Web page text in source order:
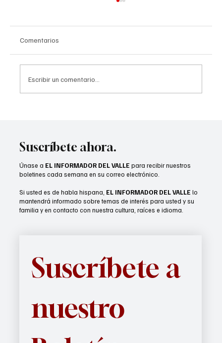
Comentarios
Escribir un comentario...
Suscríbete ahora.
Únase a EL INFORMADOR DEL VALLE para recibir nuestros
boletines cada semana en su correo electrónico.
Si usted es de habla hispana, EL INFORMADOR DEL VALLE lo
mantendrá informado sobre temas de interés para usted y su
familia y en contacto con nuestra cultura, raíces e idioma.
Suscríbete a
nuestro